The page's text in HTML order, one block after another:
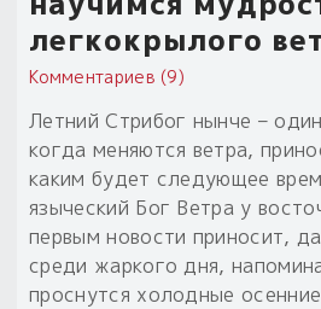
«Резы Рода.
Рода.Духи-Хозяева»
толкованиями
Узнать
легкокрылого
Комментариев (9)
Летний Стрибог нынче –
когда меняются ветра,
каким будет следующее
языческий Бог Ветра у
первым новости приносит,
среди жаркого дня,
проснутся холодные